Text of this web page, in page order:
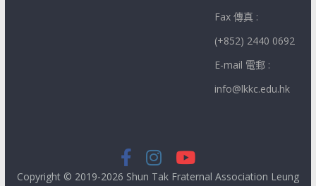
Fax 傳真 :
(+852) 2440 0692
E-mail 電郵 :
info@lkkc.edu.hk
Copyright © 2019-2026 Shun Tak Fraternal Association Leung